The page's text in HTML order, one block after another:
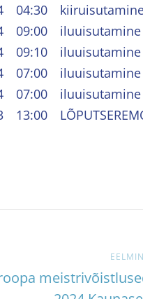
04:30
09:00 iluuisutamine
09:10 iluuisutamine
07:00 iluuisutamine
07:00 iluuisutamine
13:00